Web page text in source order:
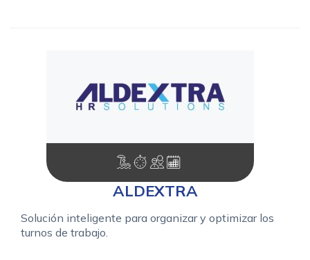
ALDEXTRA
Solución inteligente para organizar y optimizar los
turnos de trabajo.